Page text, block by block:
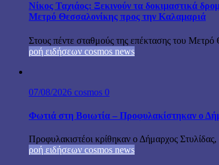
Νίκος Ταχιάος: Ξεκινούν τα δοκιμαστικά
Μετρό Θεσσαλονίκης προς την Καλαμαριά
Στους πέντε σταθμούς της επέκτασης του
ροή ειδήσεων cosmos news
07/08/2026 cosmos 0
Φωτιά στη Βοιωτία – Προφυλακίστηκαν ο
Προφυλακιστέοι κρίθηκαν ο Δήμαρχος
ροή ειδήσεων cosmos news